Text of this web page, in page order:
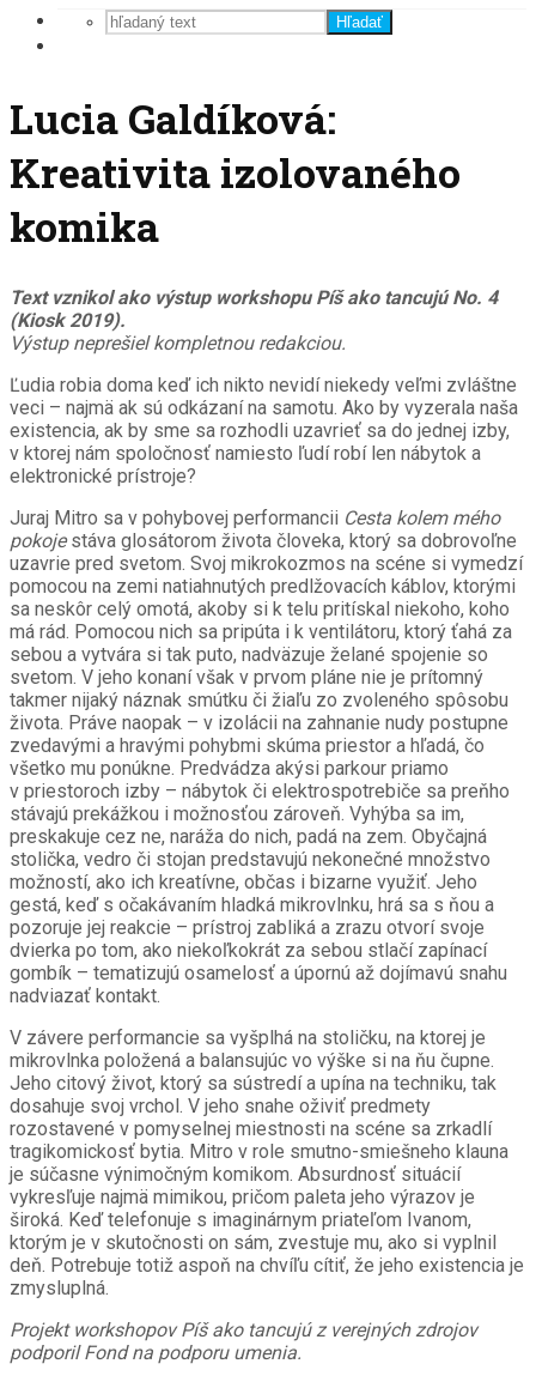
Hľadať
Lucia Galdíková:
Kreativita izolovaného
komika
Text vznikol ako výstup workshopu Píš ako tancujú No. 4
(Kiosk 2019).
Výstup neprešiel kompletnou redakciou.
Ľudia robia doma keď ich nikto nevidí niekedy veľmi zvláštne
veci – najmä ak sú odkázaní na samotu. Ako by vyzerala naša
existencia, ak by sme sa rozhodli uzavrieť sa do jednej izby,
v ktorej nám spoločnosť namiesto ľudí robí len nábytok a
elektronické prístroje?
Juraj Mitro sa v pohybovej performancii Cesta kolem mého
pokojestáva glosátorom života človeka, ktorý sa dobrovoľne
uzavrie pred svetom. Svoj mikrokozmos na scéne si vymedzí
pomocou na zemi natiahnutých predlžovacích káblov, ktorými
sa neskôr celý omotá, akoby si k telu pritískal niekoho, koho
má rád. Pomocou nich sa pripúta i k ventilátoru, ktorý ťahá za
sebou a vytvára si tak puto, nadväzuje želané spojenie so
svetom. V jeho konaní však v prvom pláne nie je prítomný
takmer nijaký náznak smútku či žiaľu zo zvoleného spôsobu
života. Práve naopak – v izolácii na zahnanie nudy postupne
zvedavými a hravými pohybmi skúma priestor a hľadá, čo
všetko mu ponúkne. Predvádza akýsi parkour priamo
v priestoroch izby – nábytok či elektrospotrebiče sa preňho
stávajú prekážkou i možnosťou zároveň. Vyhýba sa im,
preskakuje cez ne, naráža do nich, padá na zem. Obyčajná
stolička, vedro či stojan predstavujú nekonečné množstvo
možností, ako ich kreatívne, občas i bizarne využiť. Jeho
gestá, keď s očakávaním hladká mikrovlnku, hrá sa s ňou a
pozoruje jej reakcie – prístroj zabliká a zrazu otvorí svoje
dvierka po tom, ako niekoľkokrát za sebou stlačí zapínací
gombík – tematizujú osamelosť a úpornú až dojímavú snahu
nadviazať kontakt.
V závere performancie sa vyšplhá na stoličku, na ktorej je
mikrovlnka položená a balansujúc vo výške si na ňu čupne.
Jeho citový život, ktorý sa sústredí a upína na techniku, tak
dosahuje svoj vrchol. V jeho snahe oživiť predmety
rozostavené v pomyselnej miestnosti na scéne sa zrkadlí
tragikomickosť bytia. Mitro v role smutno-smiešneho klauna
je súčasne výnimočným komikom. Absurdnosť situácií
vykresľuje najmä mimikou, pričom paleta jeho výrazov je
široká. Keď telefonuje s imaginárnym priateľom Ivanom,
ktorým je v skutočnosti on sám, zvestuje mu, ako si vyplnil
deň. Potrebuje totiž aspoň na chvíľu cítiť, že jeho existencia je
zmysluplná.
Projekt workshopov Píš ako tancujú z verejných zdrojov
podporil Fond na podporu umenia.